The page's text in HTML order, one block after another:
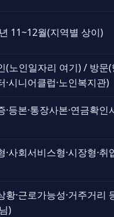
11~12월(지역별 상이)
(노인일자리 여기) / 방문
·시니어클럽·노인복지관)
·등본·통장사본·연금확인
·사회서비스형·시장형·취
황·근로가능성·거주거리
)